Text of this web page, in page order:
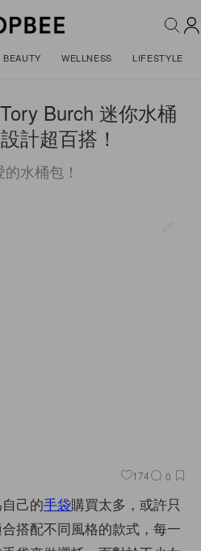
BEAUTY WELLNESS LIFESTYLE
Burch 迷你水桶
計超百搭！
水桶包！
174 0
己的手袋購買太多，或許只
搭配不同風格的款式，每一